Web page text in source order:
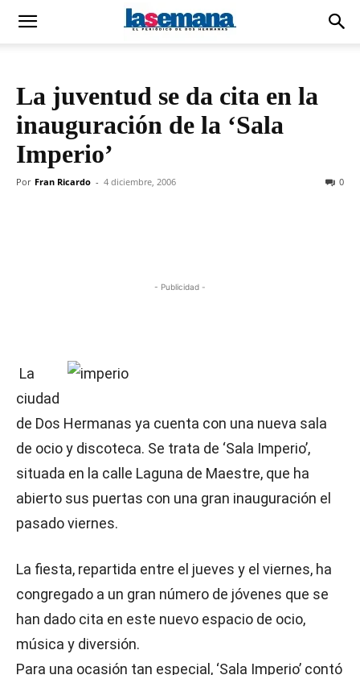
La juventud se da cita en la
inauguración de la ‘Sala
Imperio’
Por Fran Ricardo - 4 diciembre, 2006 0
- Publicidad -
La
ciudad
de Dos Hermanas ya cuenta con una nueva sala
de ocio y discoteca. Se trata de ‘Sala Imperio’,
situada en la calle Laguna de Maestre, que ha
abierto sus puertas con una gran inauguración el
pasado viernes.
La fiesta, repartida entre el jueves y el viernes, ha
congregado a un gran número de jóvenes que se
han dado cita en este nuevo espacio de ocio,
música y diversión.
Para una ocasión tan especial, ‘Sala Imperio’ contó